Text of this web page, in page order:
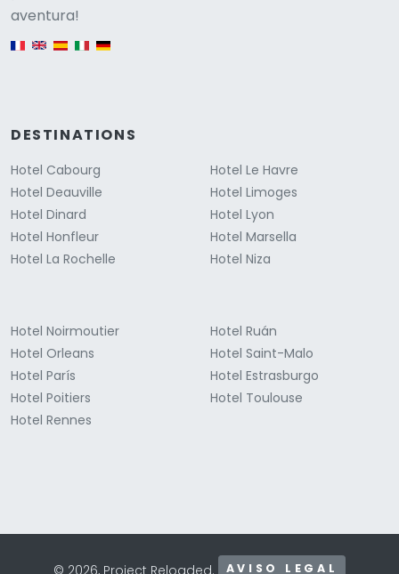
aventura!
English version
DESTINATIONS
Hotel Cabourg
Hotel Deauville
Hotel Dinard
Hotel Honfleur
Hotel La Rochelle
Hotel Le Havre
Hotel Limoges
Hotel Lyon
Hotel Marsella
Hotel Niza
Hotel Noirmoutier
Hotel Orleans
Hotel París
Hotel Poitiers
Hotel Rennes
Hotel Ruán
Hotel Saint-Malo
Hotel Estrasburgo
Hotel Toulouse
AVISO LEGAL